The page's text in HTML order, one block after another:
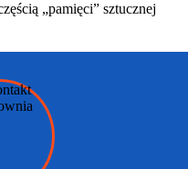
„pamięci” sztucznej